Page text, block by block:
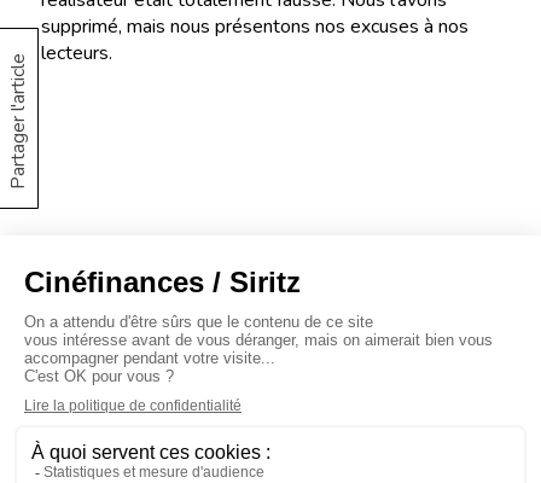
Partager l'article
supprimé, mais nous présentons nos excuses à nos
lecteurs.
À propos
Baromètres
Cinéscoop
Éditorial
Le Carrefour